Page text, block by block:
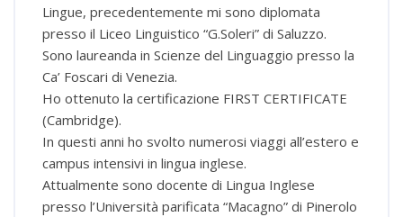
Lingue, precedentemente mi sono diplomata
presso il Liceo Linguistico “G.Soleri” di Saluzzo.
Sono laureanda in Scienze del Linguaggio presso la
Ca’ Foscari di Venezia.
Ho ottenuto la certificazione FIRST CERTIFICATE
(Cambridge).
In questi anni ho svolto numerosi viaggi all’estero e
campus intensivi in lingua inglese.
Attualmente sono docente di Lingua Inglese
presso l’Università parificata “Macagno” di Pinerolo